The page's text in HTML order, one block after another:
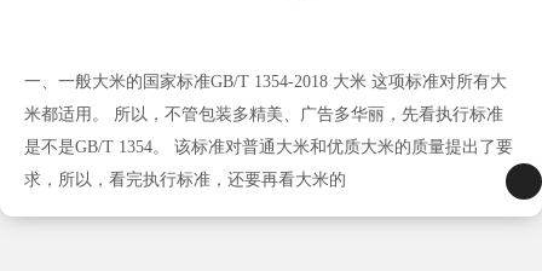
一、一般大米的国家标准GB/T 1354-2018 大米 这项标准对所有大
米都适用。 所以，不管包装多精美、广告多华丽，先看执行标准
是不是GB/T 1354。 该标准对普通大米和优质大米的质量提出了要
求，所以，看完执行标准，还要再看大米的